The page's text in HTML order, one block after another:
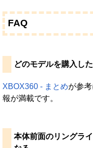
FAQ
どのモデルを購入し
XBOX360 - まとめが参
報が満載です。
本体前面のリングラ